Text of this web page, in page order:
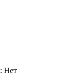
Нет